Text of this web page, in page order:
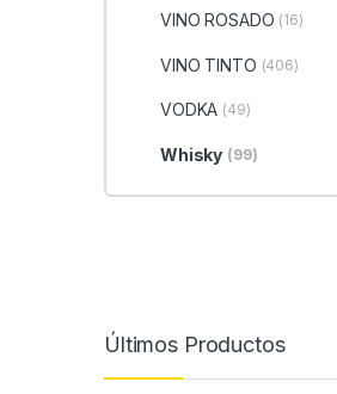
VINO ROSADO (16)
VINO TINTO (406)
VODKA (49)
Whisky (99)
Últimos Productos